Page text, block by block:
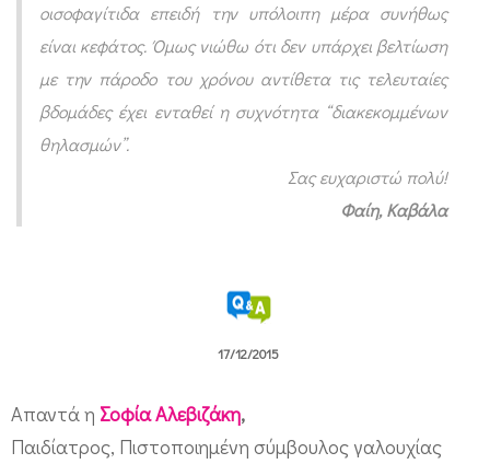
ο
γ
ο
οισοφαγίτιδα επειδή την υπόλοιπη μέρα συνήθως
είναι κεφάτος. Όμως νιώθω ότι δεν υπάρχει βελτίωση
με την πάροδο του χρόνου αντίθετα τις τελευταίες
βδομάδες έχει ενταθεί η συχνότητα “διακεκομμένων
θηλασμών”.
Σας ευχαριστώ πολύ!
Φαίη, Καβάλα
17/12/2015
Απαντά η Σοφία Αλεβιζάκη,
Παιδίατρος, Πιστοποιημένη σύμβουλος γαλουχίας